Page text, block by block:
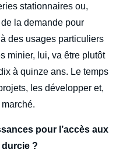
stationnaires ou,
la demande pour
des usages particuliers
minier, lui, va être plutôt
à quinze ans. Le temps
les développer et,
pour l’accès aux
durcie ?